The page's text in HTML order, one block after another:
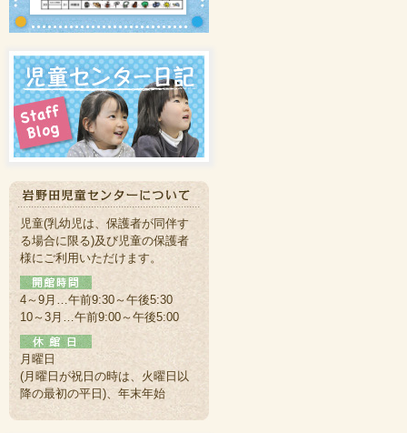
児童(乳幼児は、保護者が同伴す
る場合に限る)及び児童の保護者
様にご利用いただけます。
4～9月…午前9:30～午後5:30
10～3月…午前9:00～午後5:00
月曜日
(月曜日が祝日の時は、火曜日以
降の最初の平日)、年末年始